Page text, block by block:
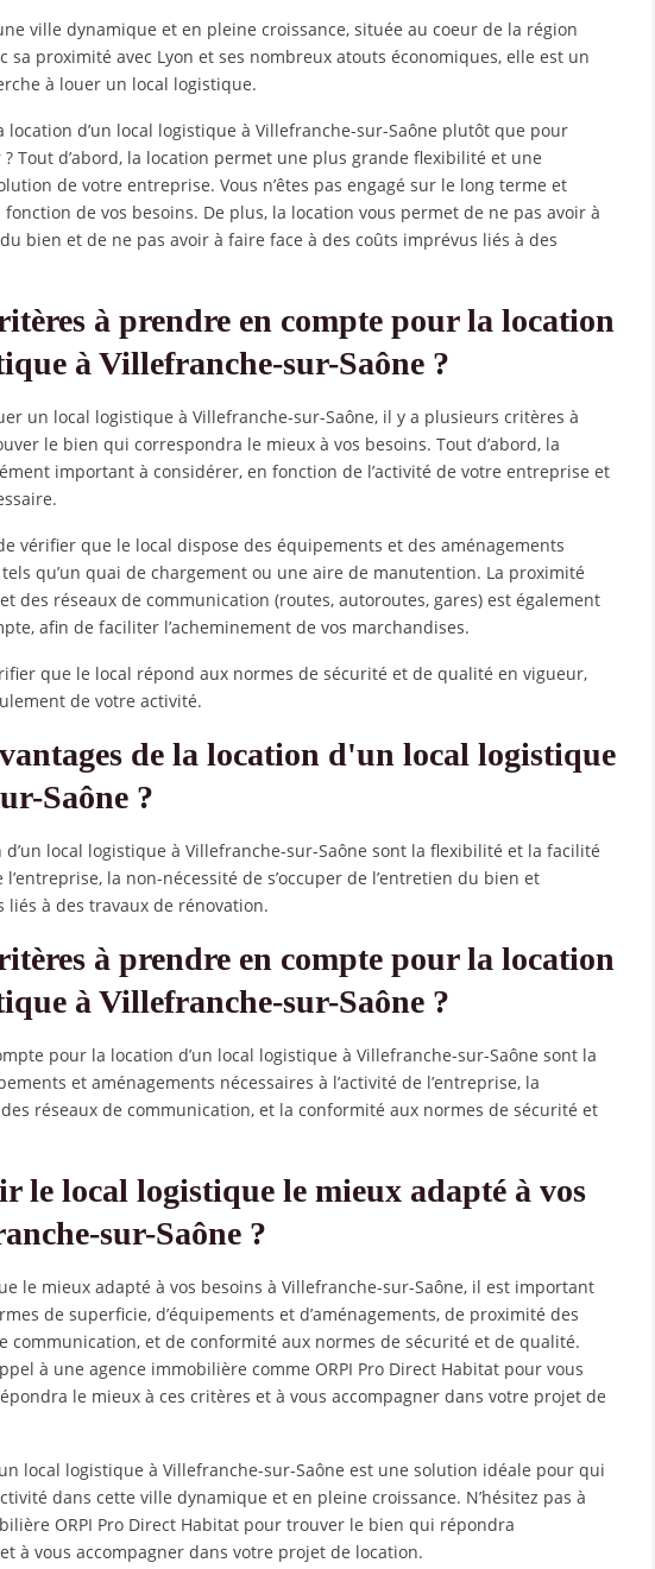
ville dynamique et en pleine croissance, située au coeur de la région
sa proximité avec Lyon et ses nombreux atouts économiques, elle est un
à louer un local logistique.
d’un local logistique à Villefranche-sur-Saône plutôt que pour
? Tout d’abord, la location permet une plus grande flexibilité et une
de votre entreprise. Vous n’êtes pas engagé sur le long terme et
de vos besoins. De plus, la location vous permet de ne pas avoir à
bien et de ne pas avoir à faire face à des coûts imprévus liés à des
à prendre en compte pour la location
à Villefranche-sur-Saône ?
un local logistique à Villefranche-sur-Saône, il y a plusieurs critères à
le bien qui correspondra le mieux à vos besoins. Tout d’abord, la
important à considérer, en fonction de l’activité de votre entreprise et
vérifier que le local dispose des équipements et des aménagements
qu’un quai de chargement ou une aire de manutention. La proximité
des réseaux de communication (routes, autoroutes, gares) est également
afin de faciliter l’acheminement de vos marchandises.
que le local répond aux normes de sécurité et de qualité en vigueur,
de votre activité.
de la location d'un local logistique
Saône ?
d’un local logistique à Villefranche-sur-Saône sont la flexibilité et la facilité
l’entreprise, la non-nécessité de s’occuper de l’entretien du bien et
liés à des travaux de rénovation.
à prendre en compte pour la location
à Villefranche-sur-Saône ?
pour la location d’un local logistique à Villefranche-sur-Saône sont la
et aménagements nécessaires à l’activité de l’entreprise, la
réseaux de communication, et la conformité aux normes de sécurité et
le local logistique le mieux adapté à vos
sur-Saône ?
le mieux adapté à vos besoins à Villefranche-sur-Saône, il est important
de superficie, d’équipements et d’aménagements, de proximité des
communication, et de conformité aux normes de sécurité et de qualité.
à une agence immobilière comme ORPI Pro Direct Habitat pour vous
le mieux à ces critères et à vous accompagner dans votre projet de
local logistique à Villefranche-sur-Saône est une solution idéale pour qui
dans cette ville dynamique et en pleine croissance. N’hésitez pas à
ORPI Pro Direct Habitat pour trouver le bien qui répondra
à vous accompagner dans votre projet de location.